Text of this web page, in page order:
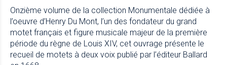
Onzième volume de la collection Monumentale dédiée à
l’oeuvre d’Henry Du Mont, l’un des fondateur du grand
motet français et figure musicale majeur de la première
période du règne de Louis XIV, cet ouvrage présente le
recueil de motets à deux voix publié par l’éditeur Ballard